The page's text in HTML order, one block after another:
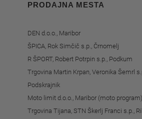
PRODAJNA MESTA
DEN d.o.o., Maribor
ŠPICA, Rok Simčič s.p., Črnomelj
R ŠPORT, Robert Potrpin s.p., Podkum
Trgovina Martin Krpan, Veronika Šemrl
Podskrajnik
Moto limit d.o.o., Maribor (moto program)
Trgovina Tijana, STN Škerlj Franci s.p.,